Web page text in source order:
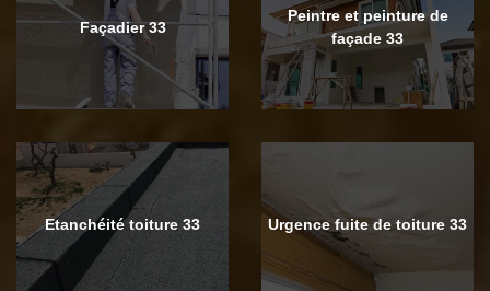
Façadier 33
Peintre et peinture de
façade 33
Etanchéité toiture 33 Urgence fuite de toiture 33